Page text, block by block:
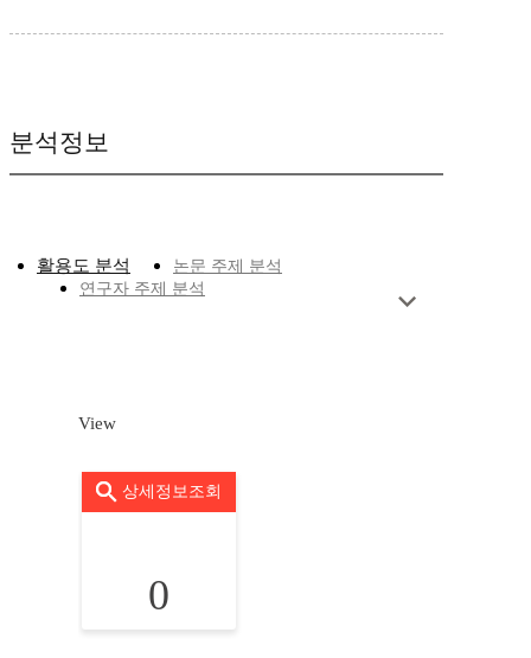
분석정보
활용도 분석
논문 주제 분석
연구자 주제 분석
View
상세정보조회
0